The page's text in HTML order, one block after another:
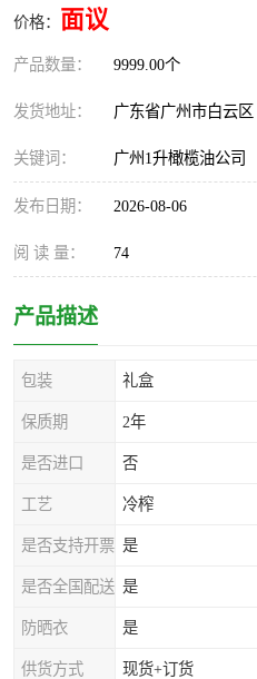
价格： 面议
产品数量： 9999.00个
发货地址： 广东省广州市白云区
关键词： 广州1升橄榄油公司
发布日期： 2026-08-06
阅 读 量： 74
产品描述
包装 礼盒
保质期 2年
是否进口 否
工艺 冷榨
是否支持开票 是
是否全国配送 是
防晒衣 是
供货方式 现货+订货